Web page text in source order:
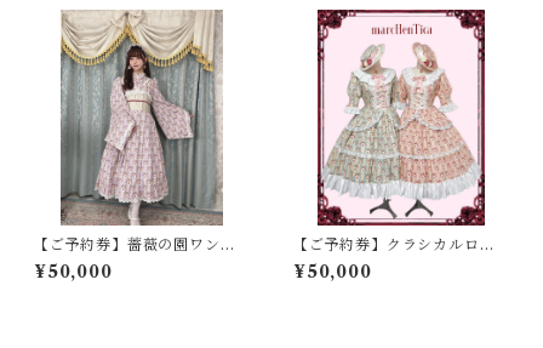
【ご予約券】薔薇の園ワンピ
ース
¥50,000
【ご予約券】クラシカルロー
ズガーデンワンピース
¥50,000